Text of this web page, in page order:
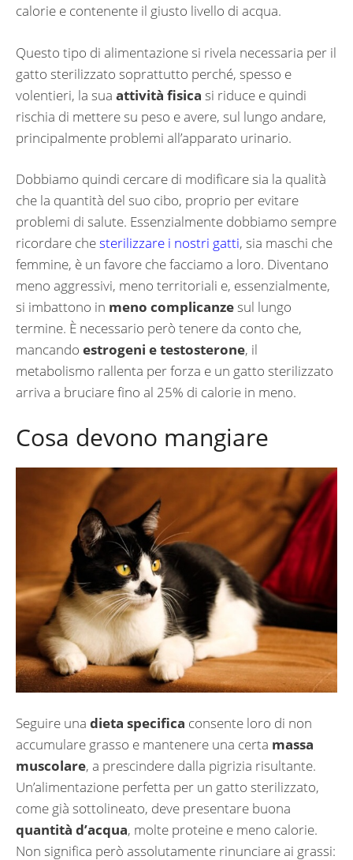
calorie e contenente il giusto livello di acqua.
Questo tipo di alimentazione si rivela necessaria per il
gatto sterilizzato soprattutto perché, spesso e
volentieri, la sua attività fisica si riduce e quindi
rischia di mettere su peso e avere, sul lungo andare,
principalmente problemi all’apparato urinario.
Dobbiamo quindi cercare di modificare sia la qualità
che la quantità del suo cibo, proprio per evitare
problemi di salute. Essenzialmente dobbiamo sempre
ricordare chesterilizzare i nostri gatti, sia maschi che
femmine, è un favore che facciamo a loro. Diventano
meno aggressivi, meno territoriali e, essenzialmente,
si imbattono in meno complicanzesul lungo
termine. È necessario però tenere da conto che,
mancando estrogeni e testosterone, il
metabolismo rallenta per forza e un gatto sterilizzato
arriva a bruciare fino al 25% di calorie in meno.
Cosa devono mangiare
Seguire una dieta specifica consente loro di non
accumulare grasso e mantenere una certa massa
muscolare, a prescindere dalla pigrizia risultante.
Un’alimentazione perfetta per un gatto sterilizzato,
come già sottolineato, deve presentare buona
quantità d’acqua, molte proteine e meno calorie.
Non significa però assolutamente rinunciare ai grassi: